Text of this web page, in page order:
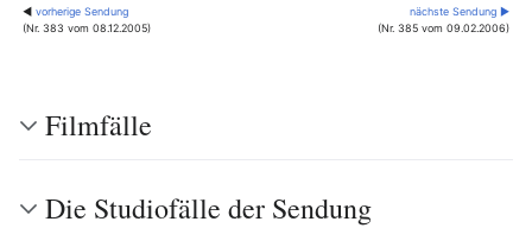
◀ vorherige Sendung
(Nr. 383 vom 08.12.2005)
nächste Sendung ▶
(Nr. 385 vom 09.02.2006)
Filmfälle
Die Studiofälle der Sendung